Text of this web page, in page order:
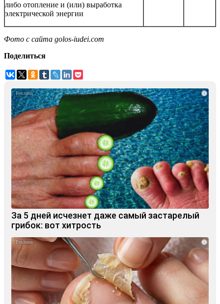
либо отопление и (или) выработка
электрической энергии
Фото с сайта golos-iudei.com
Поделиться
i
За 5 дней исчезнет даже самый застарелый
грибок: вот хитрость
i